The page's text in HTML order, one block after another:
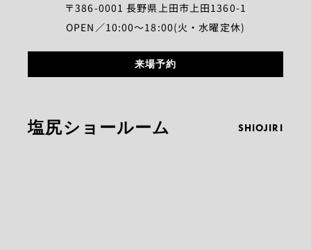
〒386-0001 長野県上田市上田1360-1
OPEN／10:00～18:00(火・水曜定休)
来場予約
塩尻ショールーム SHIOJIRI